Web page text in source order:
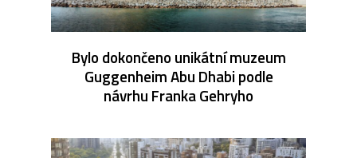
Bylo dokončeno unikátní muzeum
Guggenheim Abu Dhabi podle
návrhu Franka Gehryho